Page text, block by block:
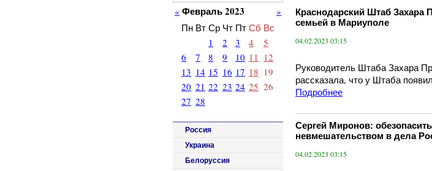
Краснодарский Штаб Захара
семьей в Мариуполе
04.02.2023 03:15
Руководитель Штаба Захара
рассказала, что у Штаба
Подробнее
Сергей Миронов:
невмешательством в дела
04.02.2023 03:15
« Февраль 2023
»
Пн Вт Ср Чт Пт Сб Вс
1
2 3 4
5
6
7 8 9 10 11 12
13 14 15 16 17 18 19
20 21 22 23 24 25 26
27 28
Россия
Украина
Белоруссия